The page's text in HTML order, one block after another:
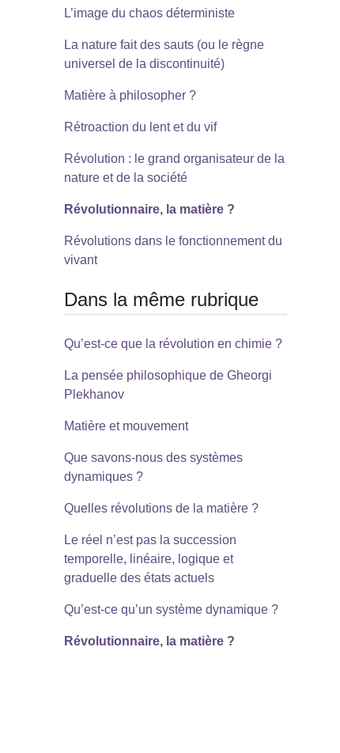
L’image du chaos déterministe
La nature fait des sauts (ou le règne
universel de la discontinuité)
Matière à philosopher ?
Rétroaction du lent et du vif
Révolution : le grand organisateur de la
nature et de la société
Révolutionnaire, la matière ?
Révolutions dans le fonctionnement du
vivant
Dans la même rubrique
Qu’est-ce que la révolution en chimie ?
La pensée philosophique de Gheorgi
Plekhanov
Matière et mouvement
Que savons-nous des systèmes
dynamiques ?
Quelles révolutions de la matière ?
Le réel n’est pas la succession
temporelle, linéaire, logique et
graduelle des états actuels
Qu’est-ce qu’un système dynamique ?
Révolutionnaire, la matière ?